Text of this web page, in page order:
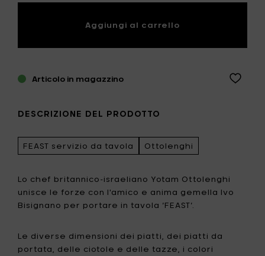
Aggiungi al carrello
Articolo in magazzino
DESCRIZIONE DEL PRODOTTO
FEAST servizio da tavola Ottolenghi
Lo chef britannico-israeliano Yotam Ottolenghi
unisce le forze con l'amico e anima gemella Ivo
Bisignano per portare in tavola ‘FEAST’.
Le diverse dimensioni dei piatti, dei piatti da
portata, delle ciotole e delle tazze, i colori